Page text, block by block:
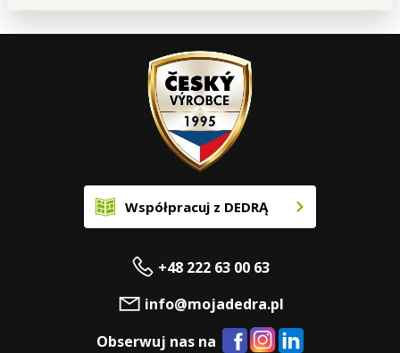
Współpracuj z DEDRĄ
+48 222 63 00 63
info@mojadedra.pl
Obserwuj nas na